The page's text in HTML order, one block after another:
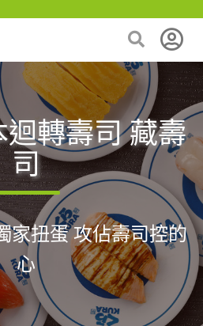
轉壽司 藏壽
司
家扭蛋 攻佔壽司控的
心